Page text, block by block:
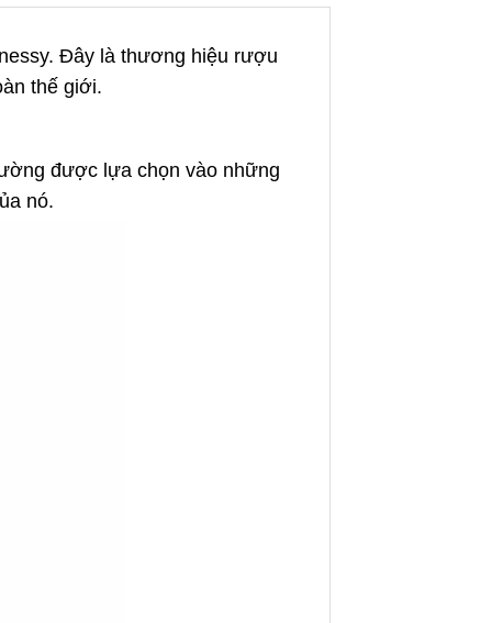
Đây là thương hiệu rượu
thế giới.
được lựa chọn vào những
nó.